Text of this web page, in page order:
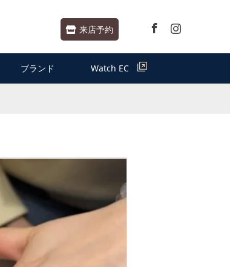
来店予約
Instagram
ブランド Watch EC